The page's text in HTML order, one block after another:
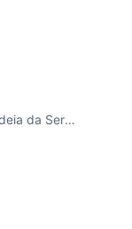
Av. dos Pinheiros, Morada das Flores (Aldeia da Serra)